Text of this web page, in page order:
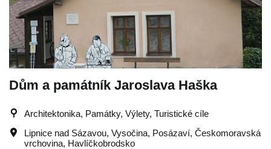
Dům a památník Jaroslava Haška
Architektonika, Památky, Výlety, Turistické cíle
Lipnice nad Sázavou, Vysočina, Posázaví, Českomoravská
vrchovina, Havlíčkobrodsko